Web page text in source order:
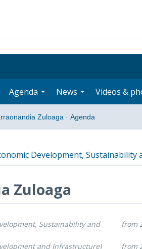
Agenda News Videos &
Zuloaga · Agenda
Development, Sustainability
Zuloaga
Sustainability and
from
and Infrastructure)
from